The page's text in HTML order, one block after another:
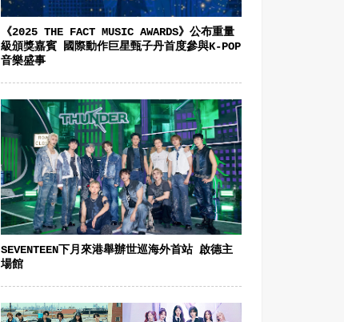
《2025 THE FACT MUSIC AWARDS》公布重量
級頒獎嘉賓 國際動作巨星甄子丹首度參與K-POP
音樂盛事
SEVENTEEN下月來港舉辦世巡海外首站 啟德主
場館